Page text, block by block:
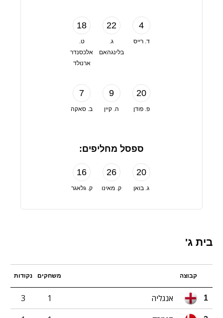
18
ט.
אלכסנדר
ארנולד
22
ג.
בלינגהאם
4
ד. רייס
7
ב. סאקה
9
ה. קיין
20
פ. פודן
ספסל מחליפים:
16
ק. גלאגר
26
ק. מאינו
20
ג. בואן
בית ג'
קבוצה משחקים נקודות
1 אנגליה 1
3